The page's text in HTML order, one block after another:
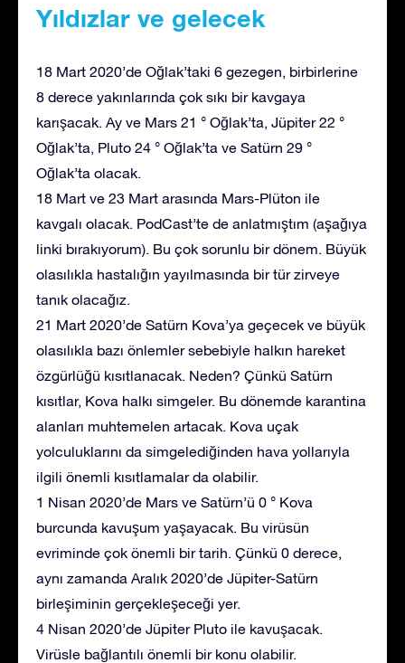
Yıldızlar ve gelecek
18 Mart 2020’de Oğlak’taki 6 gezegen, birbirlerine
8 derece yakınlarında çok sıkı bir kavgaya
karışacak. Ay ve Mars 21 ° Oğlak’ta, Jüpiter 22 °
Oğlak’ta, Pluto 24 ° Oğlak’ta ve Satürn 29 °
Oğlak’ta olacak.
18 Mart ve 23 Mart arasında Mars-Plüton ile
kavgalı olacak. PodCast’te de anlatmıştım (aşağıya
linki bırakıyorum). Bu çok sorunlu bir dönem. Büyük
olasılıkla hastalığın yayılmasında bir tür zirveye
tanık olacağız.
21 Mart 2020’de Satürn Kova’ya geçecek ve büyük
olasılıkla bazı önlemler sebebiyle halkın hareket
özgürlüğü kısıtlanacak. Neden? Çünkü Satürn
kısıtlar, Kova halkı simgeler. Bu dönemde karantina
alanları muhtemelen artacak. Kova uçak
yolculuklarını da simgelediğinden hava yollarıyla
ilgili önemli kısıtlamalar da olabilir.
1 Nisan 2020’de Mars ve Satürn’ü 0 ° Kova
burcunda kavuşum yaşayacak. Bu virüsün
evriminde çok önemli bir tarih. Çünkü 0 derece,
aynı zamanda Aralık 2020’de Jüpiter-Satürn
birleşiminin gerçekleşeceği yer.
4 Nisan 2020’de Jüpiter Pluto ile kavuşacak.
Virüsle bağlantılı önemli bir konu olabilir.